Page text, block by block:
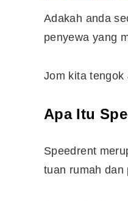
Adakah anda
penyewa yang
Jom kita tengok
Apa Itu
Speedrent
tuan rumah dan